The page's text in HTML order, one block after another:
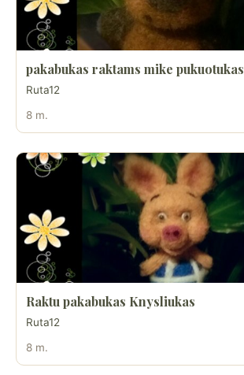
pakabukas raktams mike pukuotukas
Ruta12
8 m.
Raktu pakabukas Knysliukas
Ruta12
8 m.